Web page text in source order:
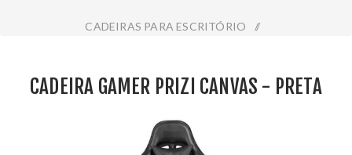
CADEIRAS PARA ESCRITÓRIO /
CADEIRA GAMER PRIZI CANVAS - PRETA